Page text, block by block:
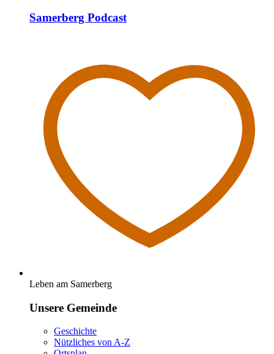
Samerberg Podcast
Leben am Samerberg
Unsere Gemeinde
Geschichte
Nützliches von A-Z